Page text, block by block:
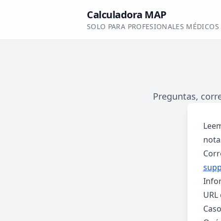
Calculadora MAP
SOLO PARA PROFESIONALES
Preguntas,